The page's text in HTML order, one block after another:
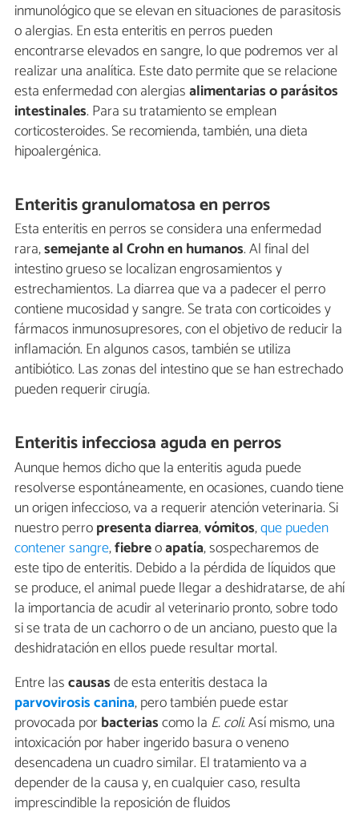
inmunológico que se elevan en situaciones de parasitosis
o alergias. En esta enteritis en perros pueden
encontrarse elevados en sangre, lo que podremos ver al
realizar una analítica. Este dato permite que se relacione
esta enfermedad con alergiasalimentarias o parásitos
intestinales. Para su tratamiento se emplean
corticosteroides. Se recomienda, también, una dieta
hipoalergénica.
Enteritis granulomatosa en perros
Esta enteritis en perros se considera una enfermedad
rara,semejante al Crohn en humanos. Al final del
intestino grueso se localizan engrosamientos y
estrechamientos. La diarrea que va a padecer el perro
contiene mucosidad y sangre. Se trata con corticoides y
fármacos inmunosupresores, con el objetivo de reducir la
inflamación. En algunos casos, también se utiliza
antibiótico. Las zonas del intestino que se han estrechado
pueden requerir cirugía.
Enteritis infecciosa aguda en perros
Aunque hemos dicho que la enteritis aguda puede
resolverse espontáneamente, en ocasiones, cuando tiene
un origen infeccioso, va a requerir atención veterinaria. Si
nuestro perropresenta diarrea,vómitos,que pueden
contener sangre,fiebreoapatía, sospecharemos de
este tipo de enteritis. Debido a la pérdida de líquidos que
se produce, el animal puede llegar a deshidratarse, de ahí
la importancia de acudir al veterinario pronto, sobre todo
si se trata de un cachorro o de un anciano, puesto que la
deshidratación en ellos puede resultar mortal.
Entre lascausasde esta enteritis destaca la
parvovirosis canina, pero también puede estar
provocada porbacteriascomo la E. coli. Así mismo, una
intoxicación por haber ingerido basura o veneno
desencadena un cuadro similar. El tratamiento va a
depender de la causa y, en cualquier caso, resulta
imprescindible la reposición de fluidos